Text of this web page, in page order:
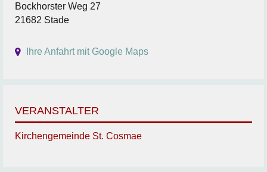
Bockhorster Weg 27
21682 Stade
Ihre Anfahrt mit Google Maps
VERANSTALTER
Kirchengemeinde St. Cosmae